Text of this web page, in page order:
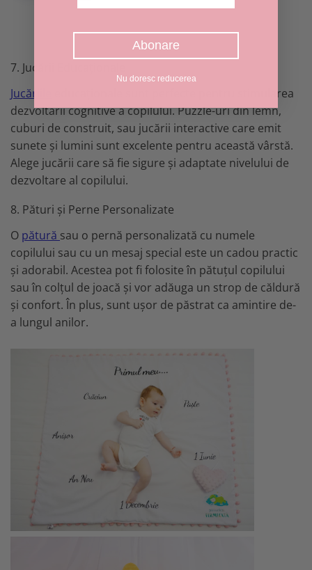
7. Jucării Educaționale
Jucăriile
educaționale sunt perfecte pentru stimularea
dezvoltării cognitive a copilului. Puzzle-uri din lemn,
cuburi de construit, sau jucării interactive care emit
sunete și lumini sunt excelente pentru această vârstă.
Alege jucării care să fie sigure și adaptate nivelului de
dezvoltare al copilului.
8. Pături și Perne Personalizate
O pătură sau o pernă personalizată cu numele
copilului sau cu un mesaj special este un cadou practic
și adorabil. Acestea pot fi folosite în pătuțul copilului
sau în colțul de joacă și vor adăuga un strop de căldură
și confort. În plus, sunt ușor de păstrat ca amintire de-
a lungul anilor.
Abonare
Nu doresc reducerea